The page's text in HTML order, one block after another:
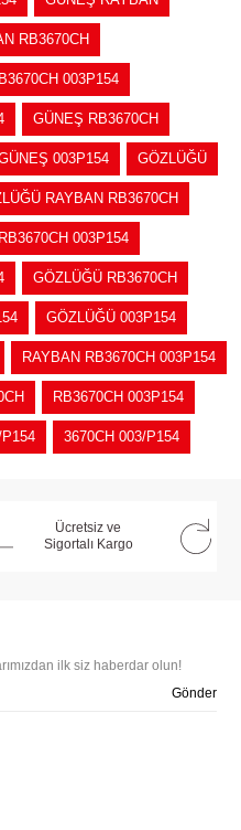
RB3670CH
003P154
GÜNEŞ RB3670CH
003P154 GÖZLÜĞÜ
RAYBAN RB3670CH
003P154
GÖZLÜĞÜ RB3670CH
GÖZLÜĞÜ 003P154
RAYBAN RB3670CH 003P154
RB3670CH 003P154
3670CH 003/P154
Ücretsiz ve
Sigortalı Kargo
ilk siz haberdar olun!
Gönder